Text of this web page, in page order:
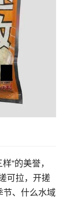
”的美誉，
可拉，开搓
节、什么水域